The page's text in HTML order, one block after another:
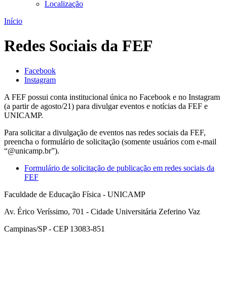
Localização
Início
Redes Sociais da FEF
Facebook
Instagram
A FEF possui conta institucional única no Facebook e no Instagram
(a partir de agosto/21) para divulgar eventos e notícias da FEF e
UNICAMP.
Para solicitar a divulgação de eventos nas redes sociais da FEF,
preencha o formulário de solicitação (somente usuários com e-mail
“@unicamp.br”).
Formulário de solicitação de publicação em redes sociais da
FEF
Faculdade de Educação Física - UNICAMP
Av. Érico Veríssimo, 701 - Cidade Universitária Zeferino Vaz
Campinas/SP - CEP 13083-851